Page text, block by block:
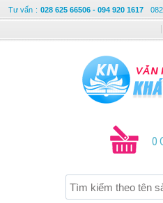
Tư vấn : 028 625 66506 - 094 920 1617
0